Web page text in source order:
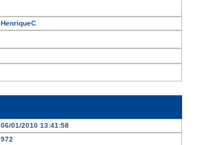
HenriqueC
06/01/2010 13:41:58
972